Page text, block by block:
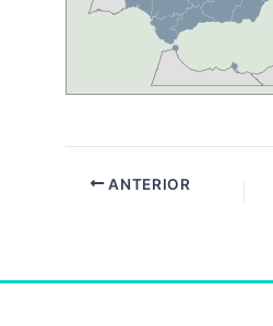
ANTERIOR